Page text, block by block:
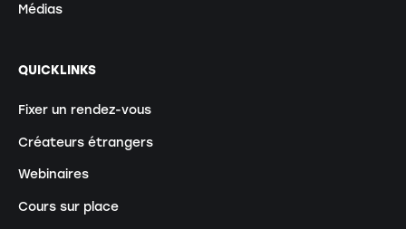
Médias
QUICKLINKS
Fixer un rendez-vous
Créateurs étrangers
Webinaires
Cours sur place